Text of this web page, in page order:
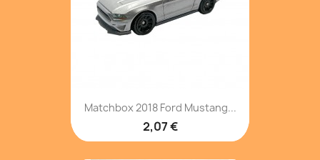
Matchbox 2018 Ford Mustang...
2,07 €